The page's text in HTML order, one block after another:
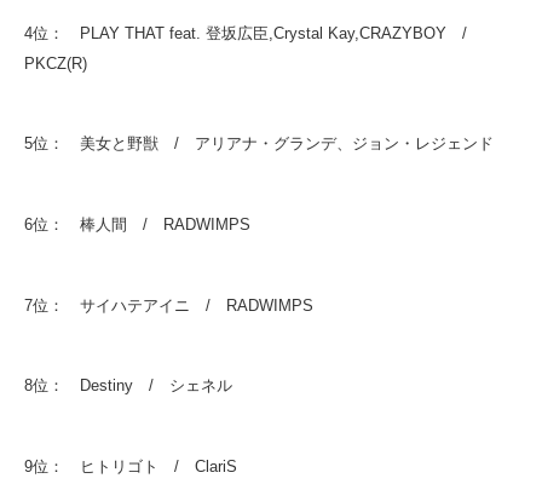
4位： PLAY THAT feat. 登坂広臣,Crystal Kay,CRAZYBOY /
PKCZ(R)
5位： 美女と野獣 / アリアナ・グランデ、ジョン・レジェンド
6位： 棒人間 / RADWIMPS
7位： サイハテアイニ / RADWIMPS
8位： Destiny / シェネル
9位： ヒトリゴト / ClariS